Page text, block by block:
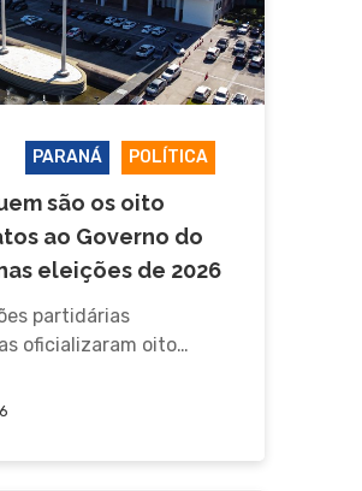
PARANÁ POLÍTICA
são os oito
ao Governo do
eleições de 2026
partidárias
oficializaram oito…